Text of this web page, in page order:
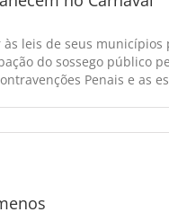
leis de seus
do sossego público
Penais e as